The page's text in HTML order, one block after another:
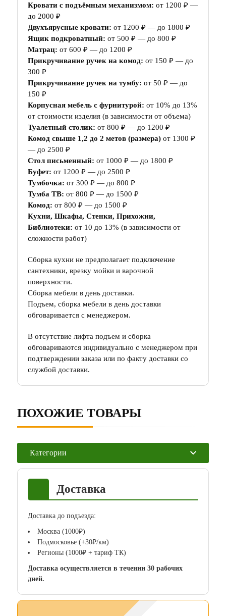
Категории
Доставка
Доставка до подъезда:
Москва (1000₽)
Подмосковье (+30₽/км)
Регионы (1000₽ + тариф ТК)
Доставка осуществляется в течении 30 рабочих
дней.
Кровати с подъёмным механизмом: от 1200 ₽ —
до 2000 ₽
Двухъярусные кровати: от 1200 ₽ — до 1800 ₽
Ящик подкроватный: от 500 ₽ — до 800 ₽
Матрац: от 600 ₽ — до 1200 ₽
Прикручивание ручек на комод: от 150 ₽ — до
300 ₽
Прикручивание ручек на тумбу: от 50 ₽ — до
150 ₽
Корпусная мебель с фурнитурой: от 10% до 13%
от стоимости изделия (в зависимости от объема)
Туалетный столик: от 800 ₽ — до 1200 ₽
Комод свыше 1,2 до 2 метов (размера) от 1300 ₽
— до 2500 ₽
Стол письменный: от 1000 ₽ — до 1800 ₽
Буфет: от 1200 ₽ — до 2500 ₽
Тумбочка: от 300 ₽ — до 800 ₽
Тумба ТВ: от 800 ₽ — до 1500 ₽
Комод: от 800 ₽ — до 1500 ₽
Кухни, Шкафы, Стенки, Прихожии,
Библиотеки: от 10 до 13% (в зависимости от
сложности работ)
Сборка кухни не предполагает подключение
сантехники, врезку мойки и варочной
поверхности.
Сборка мебели в день доставки.
Подъем, сборка мебели в день доставки
обговаривается с менеджером.
В отсутствие лифта подъем и сборка
обговариваются индивидуально с менеджером при
подтверждении заказа или по факту доставки со
службой доставки.
ПОХОЖИЕ ТОВАРЫ